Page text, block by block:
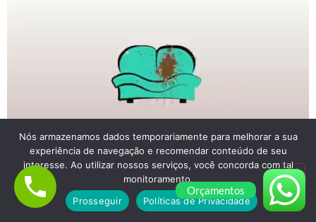
Orçamentos
Nós armazenamos dados temporariamente para melhorar a sua
experiência de navegação e recomendar conteúdo de seu
interesse. Ao utilizar nossos serviços, você concorda com tal
monitoramento.
Prosseguir
Políticas de Privacidade